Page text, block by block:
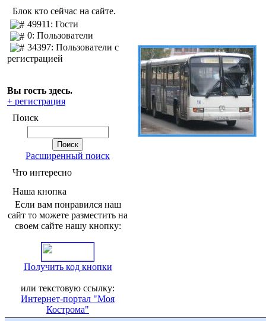
Блок кто сейчас на сайте.
49911: Гости
0: Пользователи
34397: Пользователи с
регистрацией
Вы гость здесь.
+ регистрация
Поиск
Расширенный поиск
Что интересно
Наша кнопка
Если вам понравился наш
сайт то можете разместить на
своем сайте нашу кнопку:
Получить код кнопки
или текстовую ссылку:
Интернет-портал "Моя
Кострома"